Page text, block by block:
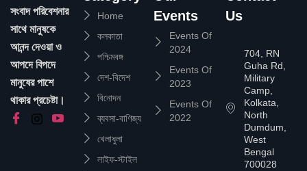
সংবাদ পরিবেশনার
সাথে মানুষকে
আনন্দ দেওয়া ও
আপদে বিপদে
মানুষের পাশে
থাকার প্রচেষ্টা।
Home
কলকাতা
পশ্চিমবঙ্গ
দেশ-বিদেশ
বিনোদন
ব্যবসা-বাণিজ্য
খেলাধুলা
লাইফ-স্টাইল
Events
Events Of
2024
Events Of
2023
Events Of
2022
Us
704, RN
Guha Rd,
Military
Camp,
Kolkata,
North
Dumdum,
West
Bengal
700028